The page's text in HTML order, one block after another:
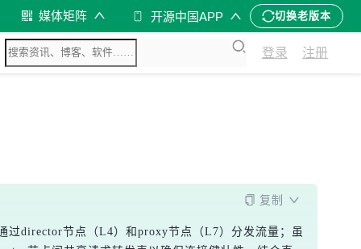
媒体矩阵 开源中国APP 切换老版本
登录 注册
复制
director节点（L4）和proxy节点（L7）分发流量；虽